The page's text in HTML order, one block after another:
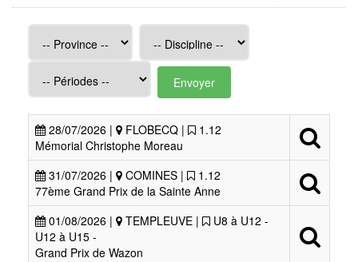
Envoyer
28/07/2026 | FLOBECQ |
1.12
Mémorial Christophe Moreau
31/07/2026 |
COMINES |
1.12
77ème Grand Prix de la Sainte Anne
01/08/2026 |
TEMPLEUVE |
U8 à U12 -
U12 à U15 -
Grand Prix de Wazon